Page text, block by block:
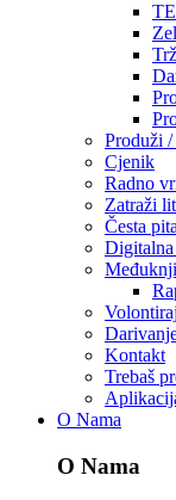
Produži
Cjenik
Radno
Zatraži
Česta
Digitalna
Volontiraj
Kontakt
Trebaš
O Nama
O Nama